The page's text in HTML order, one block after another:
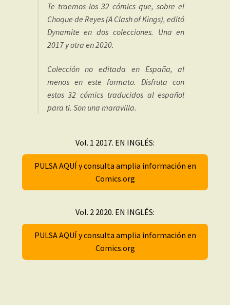
Te traemos los 32 cómics que, sobre el
Choque de Reyes (A Clash of Kings), editó
Dynamite en dos colecciones. Una en
2017 y otra en 2020.
Colección no editada en España, al
menos en este formato. Disfruta con
estos 32 cómics traducidos al español
para ti. Son una maravilla.
Vol. 1 2017. EN INGLÉS:
PULSA AQUÍ y consulta amplia información en
Comics.org
Vol. 2 2020. EN INGLÉS:
PULSA AQUÍ y consulta amplia información en
Comics.org